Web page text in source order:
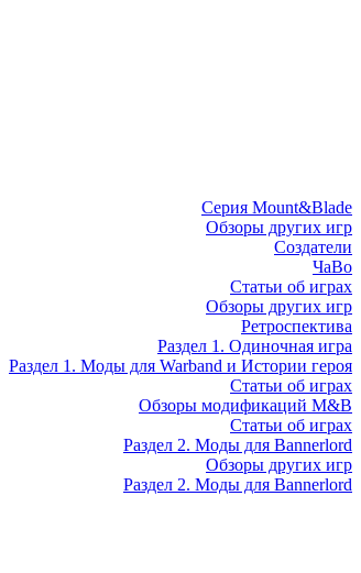
Серия Mount&Blade
Обзоры других игр
Создатели
ЧаВо
Статьи об играх
Обзоры других игр
Ретроспектива
Раздел 1. Одиночная игра
Раздел 1. Моды для Warband и Истории героя
Статьи об играх
Обзоры модификаций M&B
Статьи об играх
Раздел 2. Моды для Bannerlord
Обзоры других игр
Раздел 2. Моды для Bannerlord